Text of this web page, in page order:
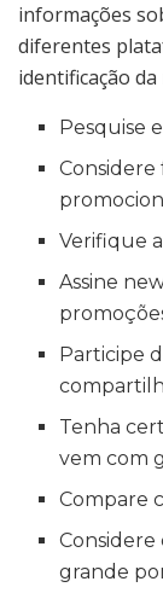
informações
diferentes
identificação
Pesquise
Verifique
Assine
Participe
Tenha
vem com
Compare
grande